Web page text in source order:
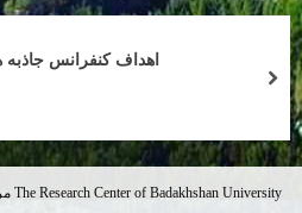
اهداف کنفرانس
مركز تحقيقات علمي پوهنتون بدخشان The Research Center of Badakhshan University